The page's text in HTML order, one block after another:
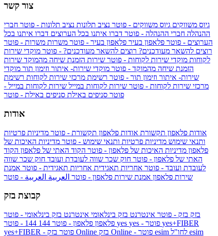
צור קשר
גיוס משווקים גיוס משווקים - פוטר נציב תלונות נציב תלונות - פוטר חברי
ההנהלה חברי ההנהלה - פוטר דברו איתנו בכל הערוצים דברו איתנו בכל
הערוצים - פוטר פלאפון בעיר פלאפון בעיר - פוטר משרות משרות - פוטר
רוצים להשאר מעודכנים? רוצים להשאר מעודכנים? - פוטר מוקדי שירות
לקוחות מוקדי שירות לקוחות - פוטר שירות הזמנת שיחה מהמוקד שירות
הזמנת שיחה מהמוקד - פוטר מוקדי שירות- איתור וזימון תור מוקדי
שירות- איתור וזימון תור - פוטר רשימת מרכזי שירות לקוחות רשימת
מרכזי שירות לקוחות - פוטר שירות לקוחות במייל שירות לקוחות במייל -
פוטר סניפים באילת סניפים באילת - פוטר
אודות
אודות פלאפון תקשורת אודות פלאפון תקשורת - פוטר מדיניות פרטיות
ותנאי שימוש מדיניות פרטיות ותנאי שימוש - פוטר מדיניות האיכות של
פלאפון מדיניות האיכות של פלאפון - פוטר הקוד האתי של פלאפון הקוד
האתי של פלאפון - פוטר חוק שכר שווה לעובדת ועובד חוק שכר שווה
לעובדת ועובד - פוטר אחריות תאגידית אחריות תאגידית - פוטר אמנת
שירות פלאפון אמנת שירות פלאפון - פוטר العربية العربية - פוטר
קבוצת בזק
בזק בזק - פוטר אינטרנט בזק בינלאומי אינטרנט בזק בינלאומי - פוטר
פלאפון פלאפון - פוטר 144 yes
yes+FIBER
yes+FIBER - פוטר בזק Online esim